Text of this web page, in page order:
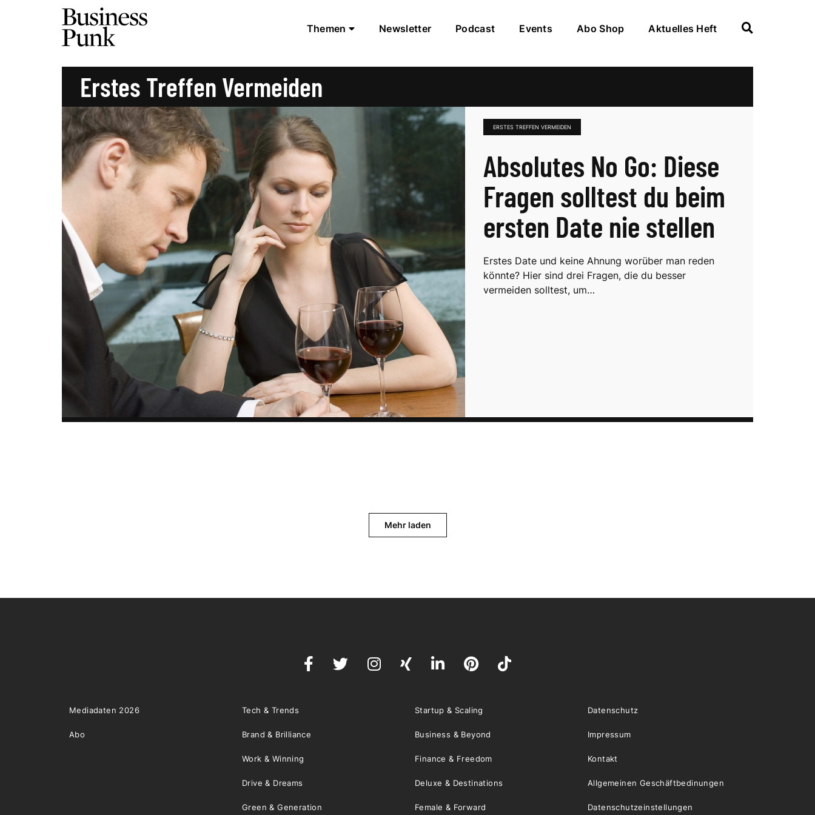
Themen Newsletter Podcast Events Abo Shop Aktuelles Heft
Erstes Treffen Vermeiden
ERSTES TREFFEN VERMEIDEN
Absolutes No Go: Diese
Fragen solltest du beim
ersten Date nie stellen
Erstes Date und keine Ahnung worüber man reden
könnte? Hier sind drei Fragen, die du besser
vermeiden solltest, um…
Mehr laden
Mediadaten 2026
Abo
Tech & Trends Startup & Scaling
Brand & Brilliance Business & Beyond
Work & Winning Finance & Freedom
Drive & Dreams Deluxe & Destinations
Green & Generation Female & Forward
Datenschutz
Impressum
Kontakt
Allgemeinen Geschäftbedinungen
Datenschutzeinstellungen